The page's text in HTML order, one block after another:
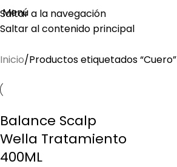
Saltar a la navegación
Saltar al contenido principal
Menú
Cuero
Inicio Productos etiquetados “Cuero”
Balance Scalp
Wella Tratamiento
400ML